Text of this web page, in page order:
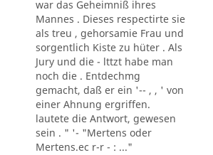
war das Geheimniß ihres
Mannes . Dieses respectirte sie
als treu , gehorsamie Frau und
sorgentlich Kiste zu hüter . Als
Jury und die - lttzt habe man
noch die . Entdechmg
gemacht, daß er ein '-- , , ' von
einer Ahnung ergriffen.
lautete die Antwort, gewesen
sein . " '- "Mertens oder
Mertens.ec r-r - : ..."